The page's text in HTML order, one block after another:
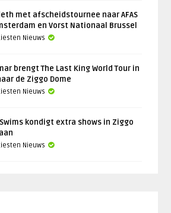
met afscheidstournee naar AFAS
en Vorst Nationaal Brussel
Nieuws
brengt The Last King World Tour in
de Ziggo Dome
Nieuws
kondigt extra shows in Ziggo
Nieuws